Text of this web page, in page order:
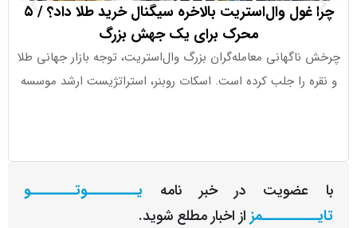
چرا غول وال‌استریت بالاخره سیگنال خرید طلا داد؟ / ۵
محرک برای یک جهش بزرگ
معامله‌گران بزرگ وال‌استریت، توجه بازار جهانی طلا
را جلب کرده است. اسکات روبنر، استراتژیست ارشد موسسه
ورود ۱.۱ میلیارد دلار به ETFهای کریپتو در هفته اخیر
جذب
در خبر نامه
یـــــــــوتــــــــو
از اخبار مطلع شوید.